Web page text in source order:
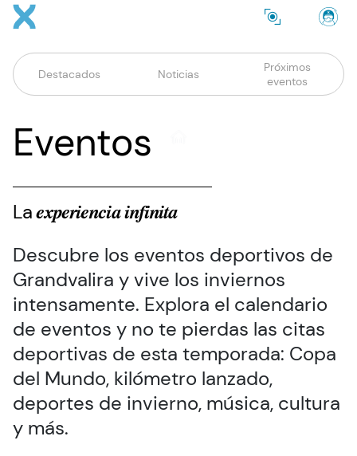
Nota:
este
web
incluye
Pasar al contenido principal
Menú home
Destacados Noticias
Próximos
eventos
Eventos
Laexperiencia infinita
Descubre los eventos deportivos de
Grandvalira y vive los inviernos
intensamente. Explora el calendario
de eventos y no te pierdas las citas
deportivas de esta temporada: Copa
del Mundo, kilómetro lanzado,
deportes de invierno, música, cultura
y más.